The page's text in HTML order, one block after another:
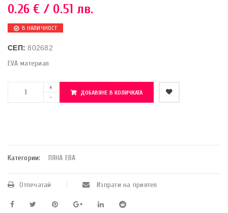
0.26€ / 0.51 лв.
В НАЛИЧНОСТ
СЕП:802682
EVA материал
ДОБАВЯНЕ В КОЛИЧКАТА
Категории: ПЯНА ЕВА
Отпечатай Изпрати на приятел